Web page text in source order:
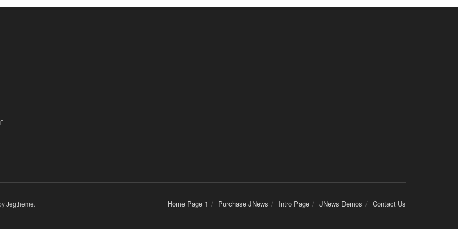
Home Page 1 Purchase JNews Intro Page JNews Demos Contact Us
Jegtheme.